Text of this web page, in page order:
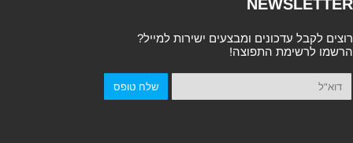
NEWSLETTER
רוצים לקבל עדכונים ומבצעים ישירות למייל?
הרשמו לרשימת התפוצה!